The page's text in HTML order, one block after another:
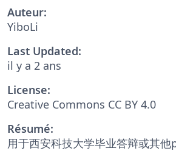
Auteur:
YiboLi
Last Updated:
il y a 2 ans
License:
Creative Commons CC BY 4.0
Résumé:
用于西安科技大学毕业答辩或其他